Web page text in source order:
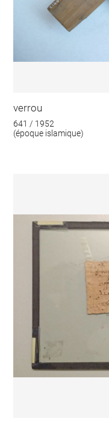
verrou
641 / 1952
(époque islamique)